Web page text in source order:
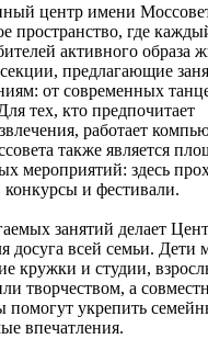
центр имени
пространство, где
активного образа
предлагающие
от современных
тех, кто предпочитает
работает
также является
мероприятий: здесь
и фестивали.
занятий делает
досуга всей семьи. Дети
кружки и студии,
творчеством, а
помогут укрепить
впечатления.